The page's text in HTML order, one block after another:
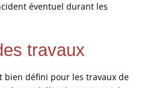
éventuel durant les
travaux
bien défini pour les travaux de